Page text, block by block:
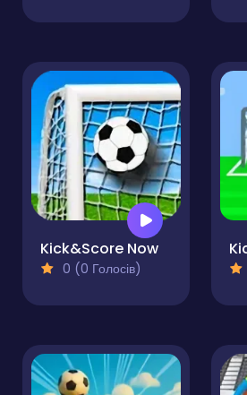
Kick&Score Now
0 (0 Голосів)